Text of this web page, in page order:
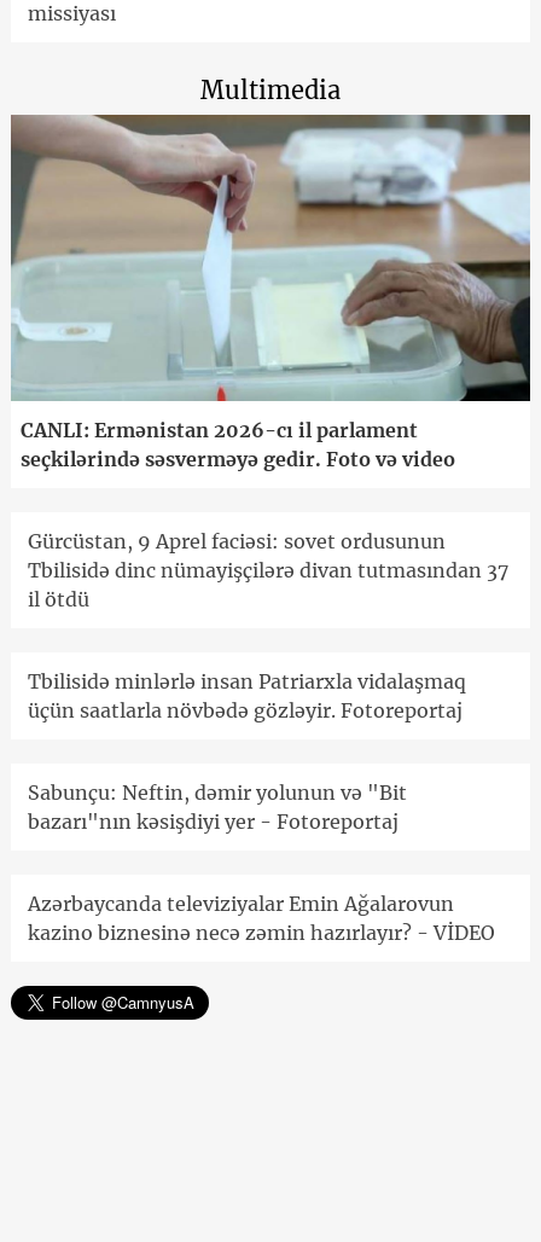
missiyası
Multimedia
CANLI: Ermənistan 2026-cı il parlament
seçkilərində səsverməyə gedir. Foto və video
Gürcüstan, 9 Aprel faciəsi: sovet ordusunun
Tbilisidə dinc nümayişçilərə divan tutmasından 37
il ötdü
Tbilisidə minlərlə insan Patriarxla vidalaşmaq
üçün saatlarla növbədə gözləyir. Fotoreportaj
Sabunçu: Neftin, dəmir yolunun və "Bit
bazarı"nın kəsişdiyi yer - Fotoreportaj
Azərbaycanda televiziyalar Emin Ağalarovun
kazino biznesinə necə zəmin hazırlayır? - VİDEO